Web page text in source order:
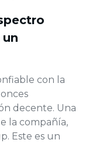
con la
decente. Una
la compañía,
Este es un